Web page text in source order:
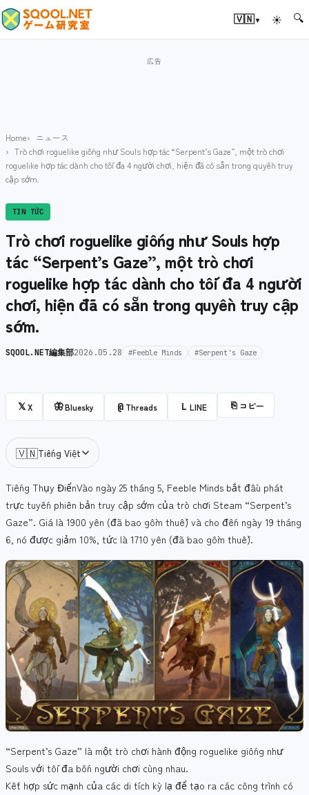
🇻🇳▾ ☀ 🔍
Home
ニュース
Trò chơi roguelike giống như Souls hợp tác “Serpent’s Gaze”, một trò chơi
roguelike hợp tác dành cho tối đa 4 người chơi, hiện đã có sẵn trong quyền truy
cập sớm.
TIN TỨC
Trò chơi roguelike giống như Souls hợp
tác “Serpent’s Gaze”, một trò chơi
roguelike hợp tác dành cho tối đa 4 người
chơi, hiện đã có sẵn trong quyền truy cập
sớm.
SQOOL.NET編集部2026.05.28 #Feeble Minds #Serpent's Gaze
𝕏X 🦋Bluesky @ Threads L LINE ⎘ コピー
🇻🇳Tiếng Việt
Tiếng Thụy ĐiểnVào ngày 25 tháng 5, Feeble Minds bắt đầu phát
trực tuyến phiên bản truy cập sớm của trò chơi Steam “Serpent’s
Gaze”. Giá là 1900 yên (đã bao gồm thuế) và cho đến ngày 19 tháng
6, nó được giảm 10%, tức là 1710 yên (đã bao gồm thuế).
“Serpent’s Gaze” là một trò chơi hành động roguelike giống như
Souls với tối đa bốn người chơi cùng nhau.
Kết hợp sức mạnh của các di tích kỳ lạ để tạo ra các công trình có